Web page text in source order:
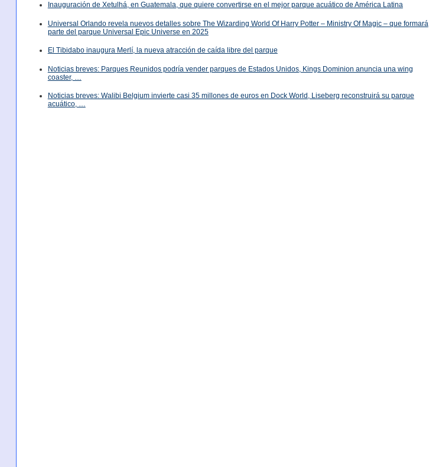
Inauguración de Xetulhá, en Guatemala, que quiere convertirse en el mejor parque acuático de América Latina
Universal Orlando revela nuevos detalles sobre The Wizarding World Of Harry Potter – Ministry Of Magic – que formará
parte del parque Universal Epic Universe en 2025
El Tibidabo inaugura Merlí, la nueva atracción de caída libre del parque
Noticias breves: Parques Reunidos podría vender parques de Estados Unidos, Kings Dominion anuncia una wing
coaster, …
Noticias breves: Walibi Belgium invierte casi 35 millones de euros en Dock World, Liseberg reconstruirá su parque
acuático, …